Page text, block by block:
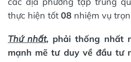
thực hiện tốt 08 nhiệm vụ
Thứ nhất, phải thống nhất
mạnh mẽ tư duy về đầu tư